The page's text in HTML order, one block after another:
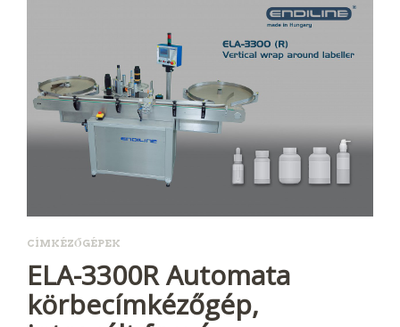
CÍMKÉZŐGÉPEK
ELA-3300R Automata
körbecímkézőgép,